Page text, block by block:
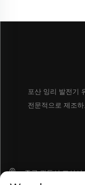
포산 잉리 발전기
전문적으로 제조
중국 광둥시 포산